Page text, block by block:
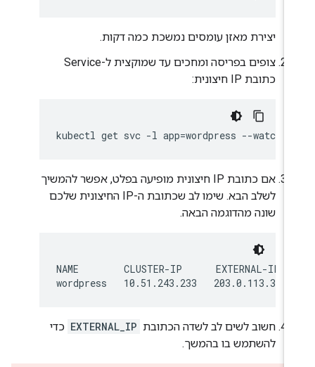
יצירת מאזן עומסים נמשכת כמה דקות.
צופים בפריסה ומחכים עד שמוקצית ל-Service
כתובת IP חיצונית:
אם כתובת IP חיצונית מופיעה בפלט, אפשר להמשיך
לשלב הבא. שימו לב שכתובת ה-IP החיצונית שלכם
שונה מהדוגמה הבאה.
NAME        CLUSTER-IP      EXTERNAL-
חשוב לשים לב לשדה הכתובת EXTERNAL_IP כדי
להשתמש בו בהמשך.